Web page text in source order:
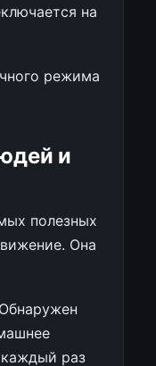
на
режима
и
полезных
Она
раз